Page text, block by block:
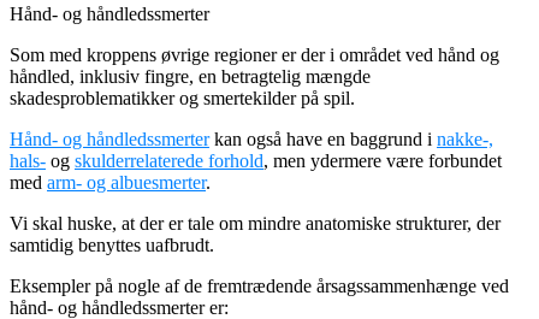
Hånd- og håndledssmerter
Som med kroppens øvrige regioner er der i området ved hånd og
håndled, inklusiv fingre, en betragtelig mængde
skadesproblematikker og smertekilder på spil.
Hånd- og håndledssmerterkan også have en baggrund i nakke-,
hals- og skulderrelaterede forhold, men ydermere være forbundet
med arm- og albuesmerter.
Vi skal huske, at der er tale om mindre anatomiske strukturer, der
samtidig benyttes uafbrudt.
Eksempler på nogle af de fremtrædende årsagssammenhænge ved
hånd- og håndledssmerter er: